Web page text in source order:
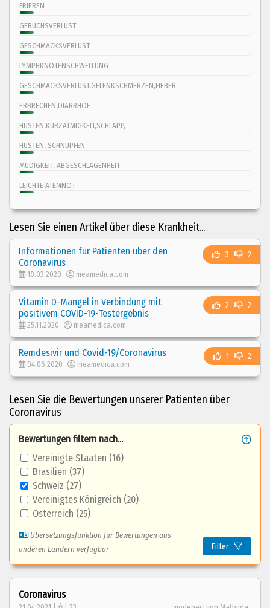
FRIEREN
GERUCHSVERLUST
GESCHMACKSVERLUST
LYMPHKNOTENSCHWELLUNG
GESCHMACKSVERLUST,GELENKSCHMERZEN,FIEBER
ERBRECHEN,DIARRHOE
HUSTEN,KURZATMIGKEIT,SCHLAPP,
HUSTEN, SCHNUPFEN
MÜDIGKEIT, ABGESCHLAGENHEIT
LEICHTE ATEMNOT
Lesen Sie einen Artikel über diese Krankheit...
3 2
Informationen für Patienten über den
Coronavirus
18.03.2020 meamedica.com
2 2
Vitamin D-Mangel in Verbindung mit
positivem COVID-19-Testergebnis
25.11.2020 meamedica.com
1 2
Remdesivir und Covid-19/Coronavirus
04.06.2020 meamedica.com
Lesen Sie die Bewertungen unserer Patienten über
Coronavirus
Bewertungen filtern nach...
Vereinigte Staaten (16)
Brasilien (37)
Schweiz (27)
Vereinigtes Königreich (20)
Osterreich (25)
Übersetzungsfunktion für Bewertungen aus
anderen Ländern verfügbar
Filter
Coronavirus